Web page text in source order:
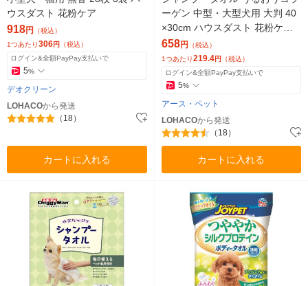
ウスダスト 花粉ケア
918円 （税込）
1つあたり306円 （税込）
ログイン&全額PayPay支払いで
5%
デオクリーン
LOHACOから発送
（18）
カートに入れる
ーゲン 中型・大型犬用 大判 40
×30cm ハウスダスト 花粉ケア
国産 15枚 3袋（イチオシ）
658円 （税込）
1つあたり219.4円 （税込）
ログイン&全額PayPay支払いで
5%
アース・ペット
LOHACOから発送
（18）
カートに入れる